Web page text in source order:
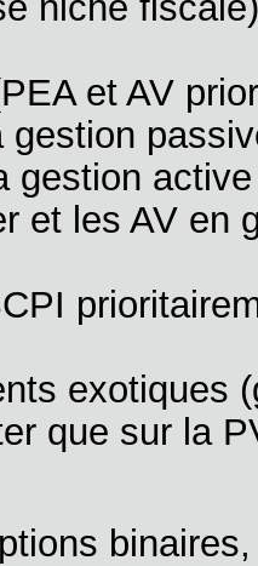
et AV
gestion
gestion
et les AV en
exotiques
que sur la